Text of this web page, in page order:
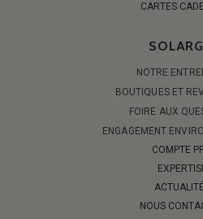
CARTES
NOTRE
BOUTIQUES ET
FOIRE AUX
ENGAGEMENT
COMPTE
NOUS